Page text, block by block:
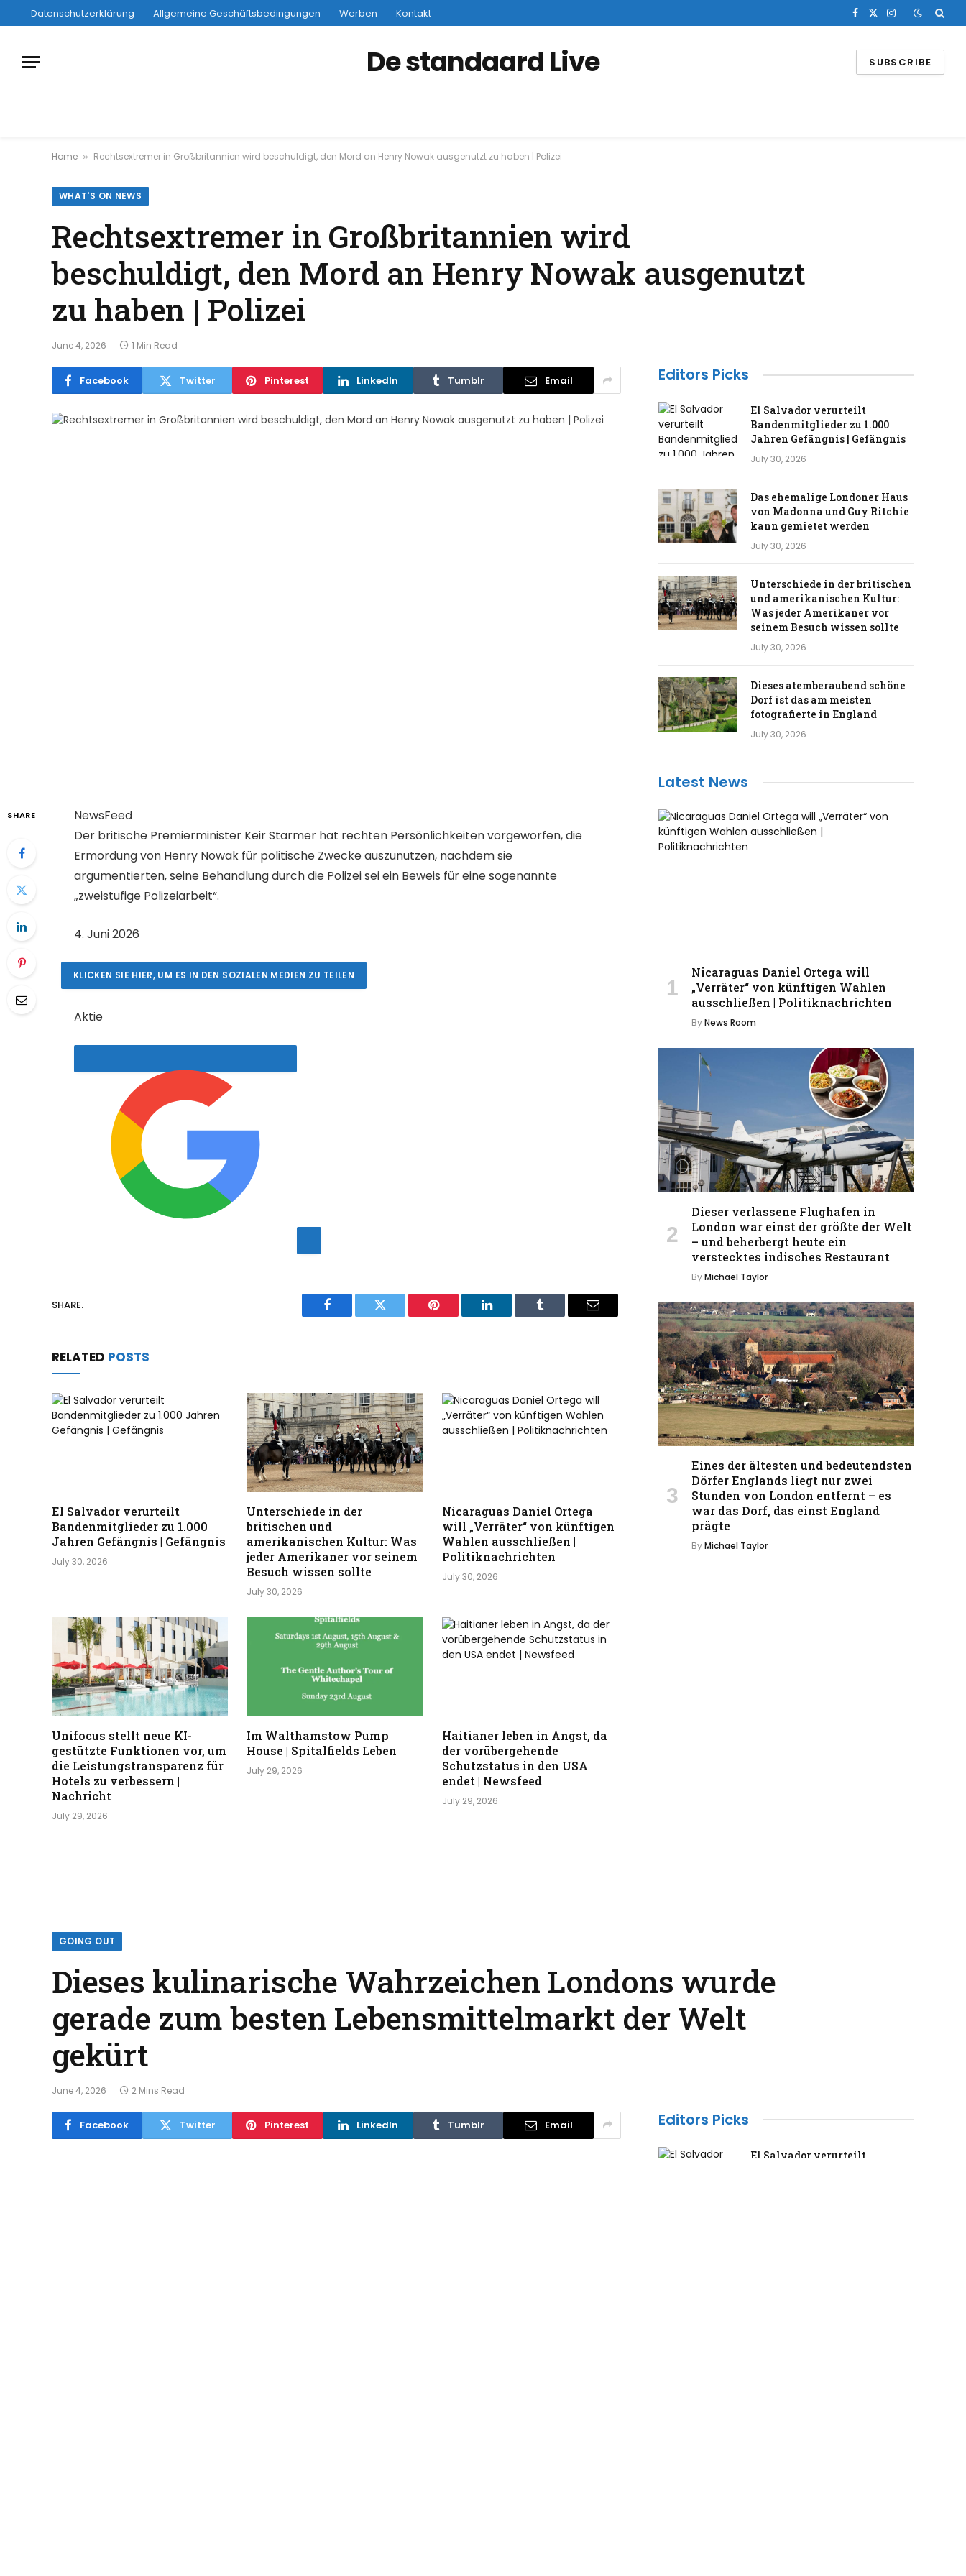
Datenschutzerklärung Allgemeine Geschäftsbedingungen Werben Kontakt Facebook
X
Instagram
De standaard Live SUBSCRIBE
Home » Rechtsextremer in Großbritannien wird beschuldigt, den Mord an Henry Nowak ausgenutzt zu haben | Polizei
WHAT'S ON NEWS
Rechtsextremer in Großbritannien wird
beschuldigt, den Mord an Henry Nowak ausgenutzt
zu haben | Polizei
June 4, 2026 1 Min Read
Facebook Twitter Pinterest LinkedIn Tumblr Email
SHARE
NewsFeed
Der britische Premierminister Keir Starmer hat rechten Persönlichkeiten vorgeworfen, die
Ermordung von Henry Nowak für politische Zwecke auszunutzen, nachdem sie
argumentierten, seine Behandlung durch die Polizei sei ein Beweis für eine sogenannte
„zweistufige Polizeiarbeit“.
V
r
ö
f
n
i
2
0
2
6
4. Juni 2026
KLICKEN SIE HIER, UM ES IN DEN SOZIALEN MEDIEN ZU TEILEN
Aktie
SHARE.
Facebook Twitter Pinterest LinkedIn Tumblr Email
RELATED POSTS
El Salvador verurteilt
Bandenmitglieder zu 1.000
Jahren Gefängnis | Gefängnis
July 30, 2026
Unterschiede in der
britischen und
amerikanischen Kultur: Was
jeder Amerikaner vor seinem
Besuch wissen sollte
July 30, 2026
Nicaraguas Daniel Ortega
will „Verräter“ von künftigen
Wahlen ausschließen |
Politiknachrichten
July 30, 2026
Unifocus stellt neue KI-
gestützte Funktionen vor, um
die Leistungstransparenz für
Hotels zu verbessern |
Nachricht
July 29, 2026
Im Walthamstow Pump
House | Spitalfields Leben
July 29, 2026
Haitianer leben in Angst, da
der vorübergehende
Schutzstatus in den USA
endet | Newsfeed
July 29, 2026
Editors Picks
El Salvador verurteilt
Bandenmitglieder zu 1.000
Jahren Gefängnis | Gefängnis
July 30, 2026
Das ehemalige Londoner Haus
von Madonna und Guy Ritchie
kann gemietet werden
July 30, 2026
Unterschiede in der britischen
und amerikanischen Kultur:
Was jeder Amerikaner vor
seinem Besuch wissen sollte
July 30, 2026
Dieses atemberaubend schöne
Dorf ist das am meisten
fotografierte in England
July 30, 2026
Latest News
Nicaraguas Daniel Ortega will
„Verräter“ von künftigen Wahlen
ausschließen | Politiknachrichten
ByNews Room
Dieser verlassene Flughafen in
London war einst der größte der Welt
– und beherbergt heute ein
verstecktes indisches Restaurant
ByMichael Taylor
Eines der ältesten und bedeutendsten
Dörfer Englands liegt nur zwei
Stunden von London entfernt – es
war das Dorf, das einst England
prägte
ByMichael Taylor
GOING OUT
Dieses kulinarische Wahrzeichen Londons wurde
gerade zum besten Lebensmittelmarkt der Welt
gekürt
June 4, 2026 2 Mins Read
Facebook Twitter Pinterest LinkedIn Tumblr Email Editors Picks
El Salvador verurteilt